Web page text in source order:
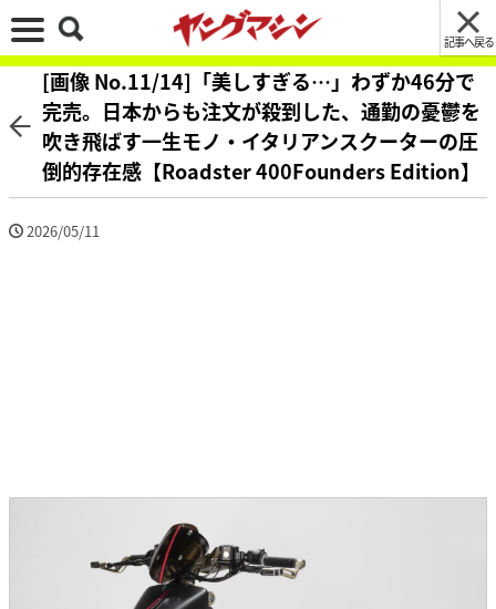
記事へ戻る
[画像 No.11/14]「美しすぎる…」わずか46分で
完売。日本からも注文が殺到した、通勤の憂鬱を
吹き飛ばす一生モノ・イタリアンスクーターの圧
倒的存在感【Roadster 400Founders Edition】
2026/05/11